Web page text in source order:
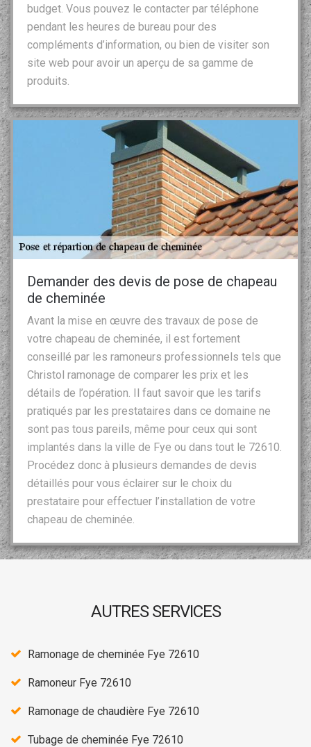
budget. Vous pouvez le contacter par téléphone
pendant les heures de bureau pour des
compléments d’information, ou bien de visiter son
site web pour avoir un aperçu de sa gamme de
produits.
Demander des devis de pose de chapeau
de cheminée
Avant la mise en œuvre des travaux de pose de
votre chapeau de cheminée, il est fortement
conseillé par les ramoneurs professionnels tels que
Christol ramonage de comparer les prix et les
détails de l’opération. Il faut savoir que les tarifs
pratiqués par les prestataires dans ce domaine ne
sont pas tous pareils, même pour ceux qui sont
implantés dans la ville de Fye ou dans tout le 72610.
Procédez donc à plusieurs demandes de devis
détaillés pour vous éclairer sur le choix du
prestataire pour effectuer l’installation de votre
chapeau de cheminée.
AUTRES SERVICES
Ramonage de cheminée Fye 72610
Ramoneur Fye 72610
Ramonage de chaudière Fye 72610
Tubage de cheminée Fye 72610